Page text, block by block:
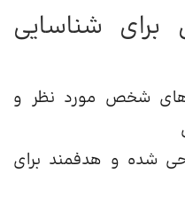
برای شناسایی
های شخص مورد نظر و
شده و هدفمند برای